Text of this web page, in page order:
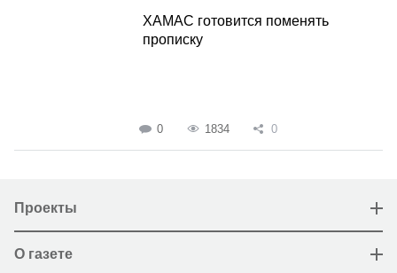
ХАМАС готовится поменять
прописку
0 1834 0
Проекты
О газете